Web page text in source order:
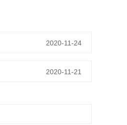
2020-11-24
2020-11-21